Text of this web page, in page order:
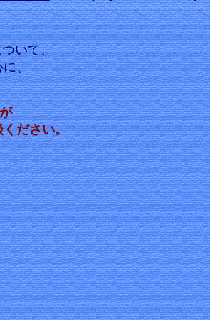
いて、
、
す。
ださい。